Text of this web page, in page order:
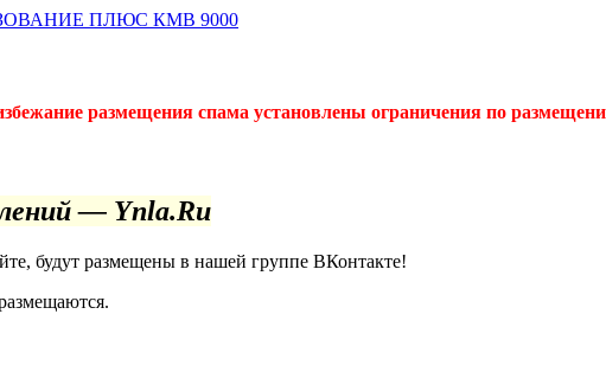
ПЛЮС КМВ 9000
размещения спама установлены ограничения по
— Ynla.Ru
будут размещены в нашей группе ВКонтакте!
.